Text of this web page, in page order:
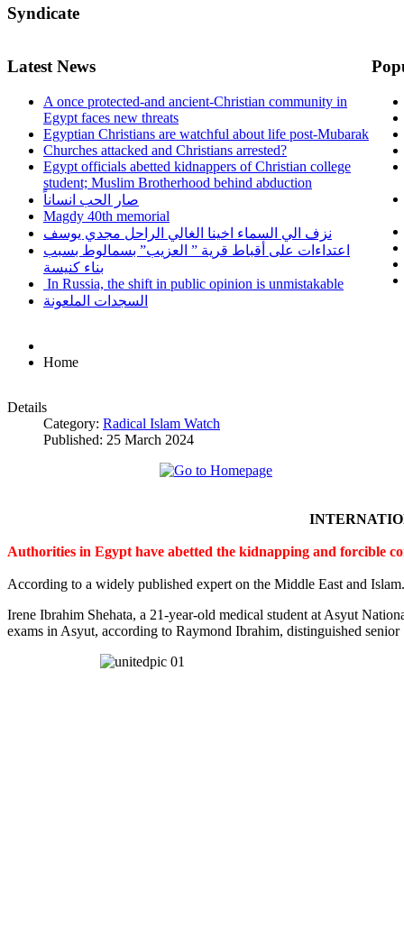
Syndicate
Latest News
A once protected-and ancient-Christian community in
Egypt faces new threats
Egyptian Christians are watchful about life post-Mubarak
Churches attacked and Christians arrested?
Egypt officials abetted kidnappers of Christian college
student; Muslim Brotherhood behind abduction
صار الحب انساناً
Magdy 40th memorial
نزف الي السماء اخينا الغالي الراحل مجدي يوسف
اعتداءات على أقباط قرية ” العزيب” بسمالوط بسبب
بناء كنيسة
In Russia, the shift in public opinion is unmistakable
السجدات الملعونة
Home
Details
Category: Radical Islam Watch
Published: 25 March 2024
Authorities in Egypt have abetted the kidnapping and forcible
According to a widely published expert on the Middle East and Islam.
Irene Ibrahim Shehata, a 21-year-old medical student at Asyut
exams in Asyut, according to Raymond Ibrahim, distinguished